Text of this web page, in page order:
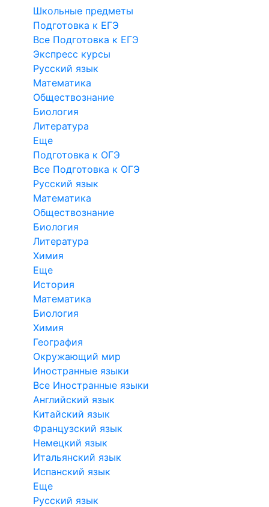
Школьные предметы
Подготовка к ЕГЭ
Все Подготовка к ЕГЭ
Экспресс курсы
Русский язык
Математика
Обществознание
Биология
Литература
Еще
Подготовка к ОГЭ
Все Подготовка к ОГЭ
Русский язык
Математика
Обществознание
Биология
Литература
Химия
Еще
История
Математика
Биология
Химия
География
Окружающий мир
Иностранные языки
Все Иностранные языки
Английский язык
Китайский язык
Французский язык
Немецкий язык
Итальянский язык
Испанский язык
Еще
Русский язык